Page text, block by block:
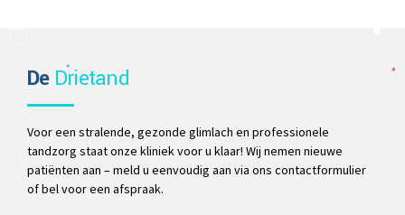
DeDrietand
Voor een stralende, gezonde glimlach en professionele
tandzorg staat onze kliniek voor u klaar! Wij nemen nieuwe
patiënten aan – meld u eenvoudig aan via ons contactformulier
of bel voor een afspraak.